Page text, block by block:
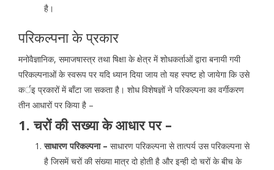
है।
परिकल्पना के प्रकार
मनोवैज्ञानिक, समाजषास्त्र तथा षिक्षा के क्षेत्र में शोधकर्ताओं द्वारा बनायी गयी
परिकल्पनाओं के स्वरूप पर यदि ध्यान दिया जाय तो यह स्पष्ट हो जायेगा कि उसे
कर्इ प्रकारों में बाँटा जा सकता है। शोध विशेषज्ञों ने परिकल्पना का वर्गीकरण
तीन आधारों पर किया है –
1. चरों की सख्या के आधार पर –
साधारण परिकल्पना – साधारण परिकल्पना से तात्पर्य उस परिकल्पना से
है जिसमें चरों की संख्या मात्र दो होती है और इन्ही दो चरों के बीच के